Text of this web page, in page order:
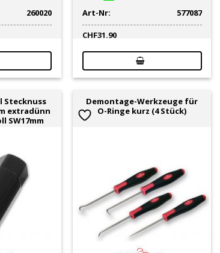
260020
Art-Nr:
577087
CHF31.90
Stecknuss
extradünn
SW17mm
Demontage-Werkzeuge für
O-Ringe kurz (4 Stück)